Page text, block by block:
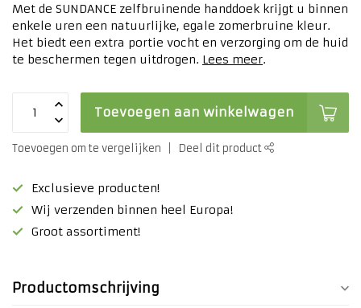
Met de SUNDANCE zelfbruinende handdoek krijgt u binnen
enkele uren een natuurlijke, egale zomerbruine kleur.
Het biedt een extra portie vocht en verzorging om de huid
te beschermen tegen uitdrogen. Lees meer.
Toevoegen aan winkelwagen
Toevoegen om te vergelijken Deel dit product
Exclusieve producten!
Wij verzenden binnen heel Europa!
Groot assortiment!
Productomschrijving